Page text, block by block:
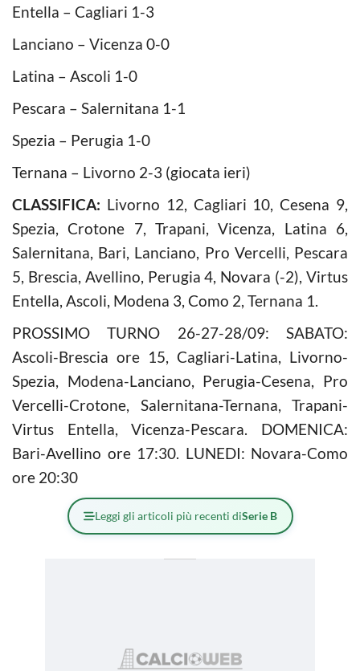
Entella – Cagliari 1-3
Lanciano – Vicenza 0-0
Latina – Ascoli 1-0
Pescara – Salernitana 1-1
Spezia – Perugia 1-0
Ternana – Livorno 2-3 (giocata ieri)
CLASSIFICA: Livorno 12, Cagliari 10, Cesena 9,
Spezia, Crotone 7, Trapani, Vicenza, Latina 6,
Salernitana, Bari, Lanciano, Pro Vercelli, Pescara
5, Brescia, Avellino, Perugia 4, Novara (-2), Virtus
Entella, Ascoli, Modena 3, Como 2, Ternana 1.
PROSSIMO TURNO 26-27-28/09: SABATO:
Ascoli-Brescia ore 15, Cagliari-Latina, Livorno-
Spezia, Modena-Lanciano, Perugia-Cesena, Pro
Vercelli-Crotone, Salernitana-Ternana, Trapani-
Virtus Entella, Vicenza-Pescara. DOMENICA:
Bari-Avellino ore 17:30. LUNEDI: Novara-Como
ore 20:30
Leggi gli articoli più recenti diSerie B